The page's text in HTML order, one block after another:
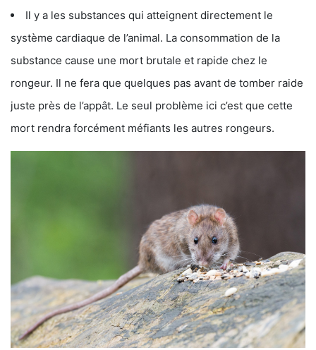
Il y a les substances qui atteignent directement le
système cardiaque de l’animal. La consommation de la
substance cause une mort brutale et rapide chez le
rongeur. Il ne fera que quelques pas avant de tomber raide
juste près de l’appât. Le seul problème ici c’est que cette
mort rendra forcément méfiants les autres rongeurs.